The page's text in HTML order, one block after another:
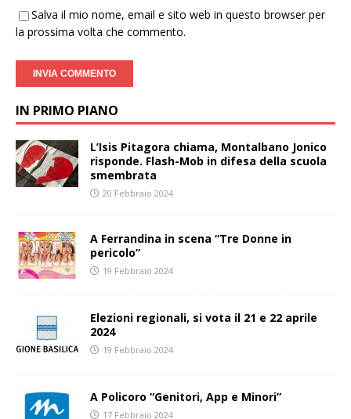
Salva il mio nome, email e sito web in questo browser per
la prossima volta che commento.
IN PRIMO PIANO
L’Isis Pitagora chiama, Montalbano Jonico
risponde. Flash-Mob in difesa della scuola
smembrata
20 Febbraio 2024
A Ferrandina in scena “Tre Donne in
pericolo”
19 Febbraio 2024
Elezioni regionali, si vota il 21 e 22 aprile
2024
19 Febbraio 2024
A Policoro “Genitori, App e Minori”
17 Febbraio 2024